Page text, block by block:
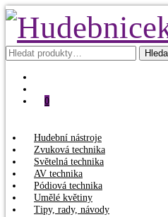
Hledat:
0
Hudební nástroje
Zvuková technika
Světelná technika
AV technika
Pódiová technika
Umělé květiny
Tipy, rady, návody